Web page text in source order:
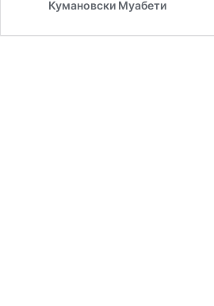
Кумановски Муабети